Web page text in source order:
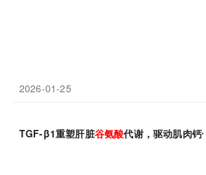
2026-01-25
TGF-β1重塑肝脏谷氨酸代谢，驱动肌肉钙